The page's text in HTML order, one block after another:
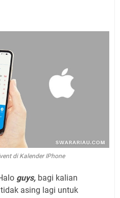
di Kalender IPhone
guys, bagi kalian
asing lagi untuk